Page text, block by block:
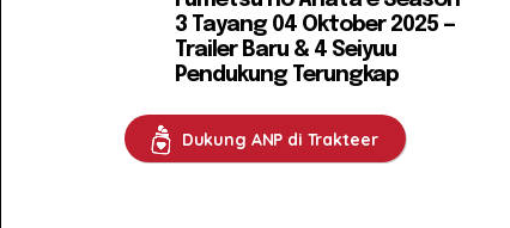
3 Tayang 04 Oktober 2025 —
Trailer Baru & 4 Seiyuu
Pendukung Terungkap
Dukung ANP di Trakteer